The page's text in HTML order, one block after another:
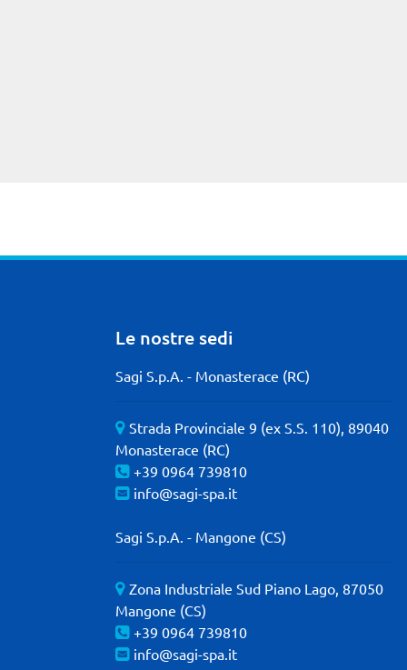
Le nostre sedi
Sagi S.p.A. - Monasterace (RC)
Strada Provinciale 9 (ex S.S. 110), 89040
Monasterace (RC)
+39 0964 739810
info@sagi-spa.it
Sagi S.p.A. - Mangone (CS)
Zona Industriale Sud Piano Lago, 87050
Mangone (CS)
+39 0964 739810
info@sagi-spa.it